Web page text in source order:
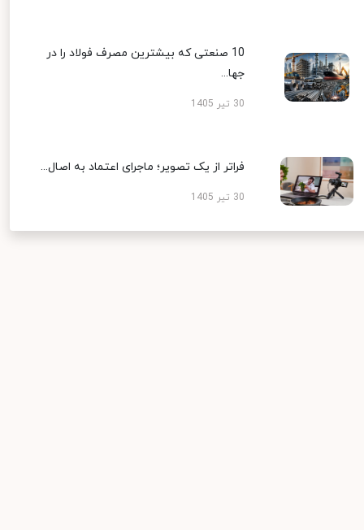
10 صنعتی که بیشترین مصرف فولاد را در
جها...
30 تیر 1405
فراتر از یک تصویر؛ ماجرای اعتماد به اصال...
30 تیر 1405